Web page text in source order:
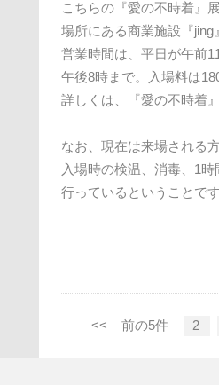
こちらの『愛の不時着』
場所にある商業施設『
営業時間は、平日が午前
午後8時まで。入場料は
詳しくは、『愛の不時着
なお、現在は来場される
入場時の検温、消毒、1
行っているということで
<< 前の5件 2